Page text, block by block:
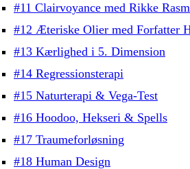
#11 Clairvoyance med Rikke
#12 Æteriske Olier med Forfatter
#13 Kærlighed i 5. Dimension
#14 Regressionsterapi
#15 Naturterapi & Vega-Test
#16 Hoodoo, Hekseri & Spells
#17 Traumeforløsning
#18 Human Design